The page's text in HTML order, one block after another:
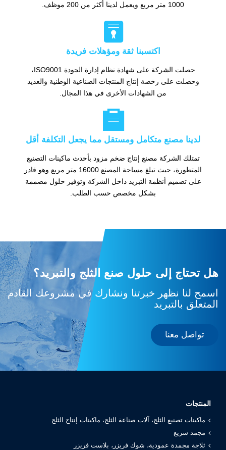
1000 متر مربع ويعمل لدينا أكثر من 200 موظف.

اكتسبنا ثقة ومؤهلات فريدة
حصلت الشركة على شهادة نظام إدارة الجودة ISO9001،
وحصلت على رخصة إنتاج المنتجات الصناعية الوطنية والعديد
من الشهادات الأخرى في هذا المجال.

لدينا مصنع متكامل ومستقل مما يجعل التكلفة أقل
تمتلك الشركة مصنع إنتاج ضخم مزود بأحدث ماكينات التصنيع
المتطورة، حيث تبلغ مساحة المصنع 16000 متر مربع وهو قادر
على تصميم أنظمة التبريد داخل الشركة وتوفير حلول مصممة
بشكل مخصص حسب الطلب.
هل تحتاج إلى حلول صنع الثلج والتبريد؟
اسمح لنا نظهر خبرتنا ونشارك في مشروعك القادم
المتعلق بالتبريد
تواصل معنا
المنتجات
ماكينات تصنيع الثلج، آلات صناعة الثلج، ماكينات إنتاج الثلج
مجمد سريع
ثلاجة مجمدة عمودية، شوك فريزر، بلاست فريزر